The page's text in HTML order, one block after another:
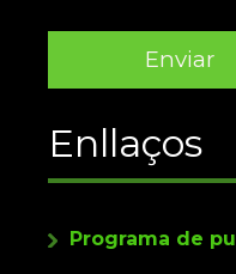
Enllaços
Programa de